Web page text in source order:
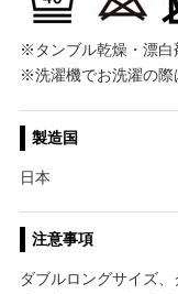
※タンブル乾燥・漂白
※洗濯機でお洗濯の際
製造国
日本
注意事項
ダブルロングサイズ